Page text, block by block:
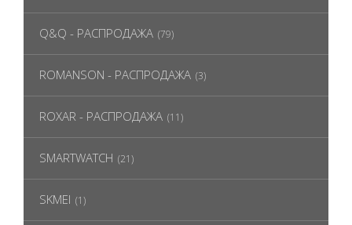
Q&Q - РАСПРОДАЖА (79)
ROMANSON - РАСПРОДАЖА (3)
ROXAR - РАСПРОДАЖА (11)
SMARTWATCH (21)
SKMEI (1)